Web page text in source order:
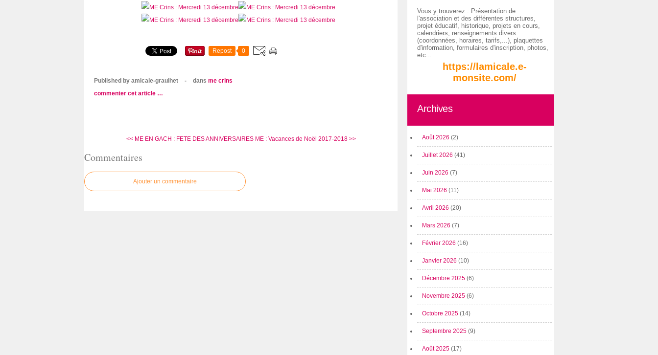
Repost 0
Published by amicale-graulhet - dans me crins
commenter cet article …
<< ME EN GACH : FETE DES ANNIVERSAIRES ME : Vacances de Noël 2017-2018 >>
Commentaires
Ajouter un commentaire
Vous y trouverez : Présentation de
l'association et des différentes structures,
projet éducatif, historique, projets en cours,
calendriers, renseignements divers
(coordonnées, horaires, tarifs,...), plaquettes
d'information, formulaires d'inscription, photos,
etc...
https://lamicale.e-
monsite.com/
Archives
Août 2026 (2)
Juillet 2026 (41)
Juin 2026 (7)
Mai 2026 (11)
Avril 2026 (20)
Mars 2026 (7)
Février 2026 (16)
Janvier 2026 (10)
Décembre 2025 (6)
Novembre 2025 (6)
Octobre 2025 (14)
Septembre 2025 (9)
Août 2025 (17)